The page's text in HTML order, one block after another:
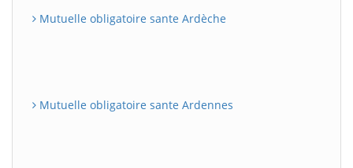
Mutuelle obligatoire sante Ardèche
Mutuelle obligatoire sante Ardennes